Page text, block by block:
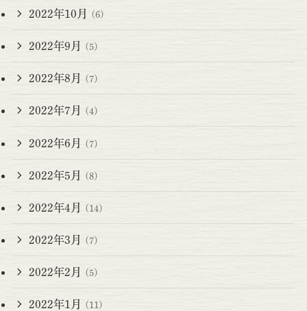
2022年10月 (6)
2022年9月 (5)
2022年8月 (7)
2022年7月 (4)
2022年6月 (7)
2022年5月 (8)
2022年4月 (14)
2022年3月 (7)
2022年2月 (5)
2022年1月 (11)